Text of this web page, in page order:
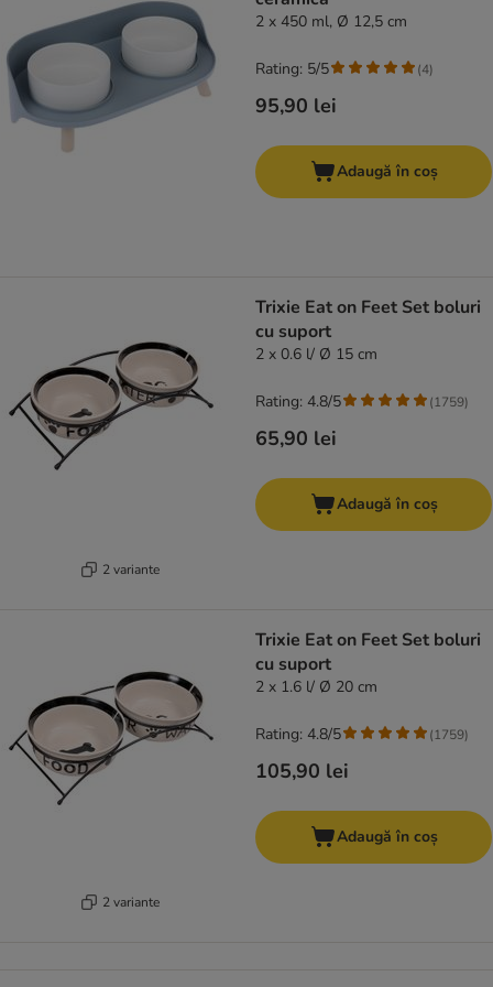
2 x 450 ml, Ø 12,5 cm
95,90 lei
Rating: 5/5 (4)
Adaugă în coș
2 variante
Trixie Eat on Feet Set boluri
cu suport
2 x 0.6 l/ Ø 15 cm
65,90 lei
Rating: 4.8/5 (1759)
Adaugă în coș
2 variante
Trixie Eat on Feet Set boluri
cu suport
2 x 1.6 l/ Ø 20 cm
105,90 lei
Rating: 4.8/5 (1759)
Adaugă în coș